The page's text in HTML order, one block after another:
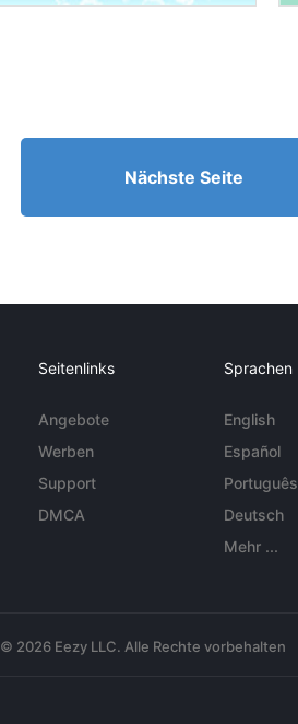
Nächste Seite
Seitenlinks
Angebote
Werben
Support
DMCA
Sprachen
English
Español
Português
Deutsch
Mehr ...
© 2026 Eezy LLC. Alle Rechte vorbehalten